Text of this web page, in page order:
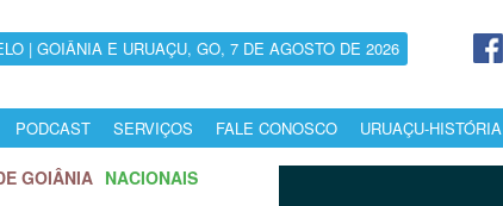
| GOIÂNIA E URUAÇU, GO, 7 DE AGOSTO DE 2026
PODCAST SERVIÇOS FALE CONOSCO URUAÇU-HISTÓRIA
GOIÂNIA NACIONAIS